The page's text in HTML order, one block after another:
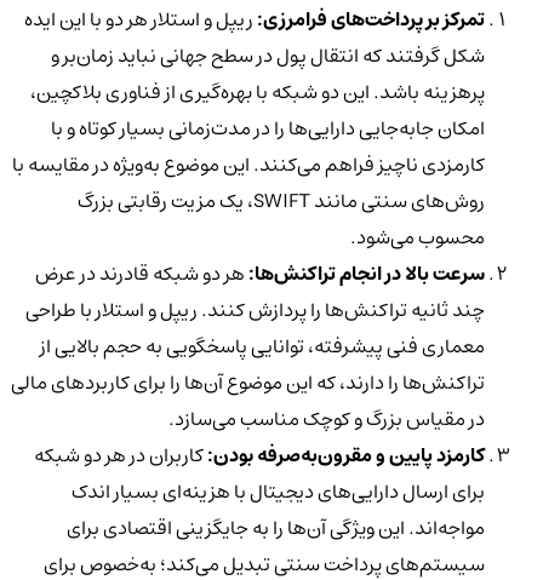
تمرکز بر پرداخت‌های فرامرزی:ریپل و استلار هر دو با این ایده
شکل گرفتند که انتقال پول در سطح جهانی نباید زمان‌بر و
پرهزینه باشد. این دو شبکه با بهره‌گیری از فناوری بلاکچین،
امکان جابه‌جایی دارایی‌ها را در مدت‌زمانی بسیار کوتاه و با
کارمزدی ناچیز فراهم می‌کنند. این موضوع به‌ویژه در مقایسه با
روش‌های سنتی مانند SWIFT، یک مزیت رقابتی بزرگ
محسوب می‌شود.
سرعت بالا در انجام تراکنش‌ها:هر دو شبکه قادرند در عرض
چند ثانیه تراکنش‌ها را پردازش کنند. ریپل و استلار با طراحی
معماری فنی پیشرفته، توانایی پاسخگویی به حجم بالایی از
تراکنش‌ها را دارند، که این موضوع آن‌ها را برای کاربردهای مالی
در مقیاس بزرگ و کوچک مناسب می‌سازد.
کارمزد پایین و مقرون‌به‌صرفه بودن:کاربران در هر دو شبکه
برای ارسال دارایی‌های دیجیتال با هزینه‌ای بسیار اندک
مواجه‌اند. این ویژگی آن‌ها را به جایگزینی اقتصادی برای
سیستم‌های پرداخت سنتی تبدیل می‌کند؛ به‌خصوص برای